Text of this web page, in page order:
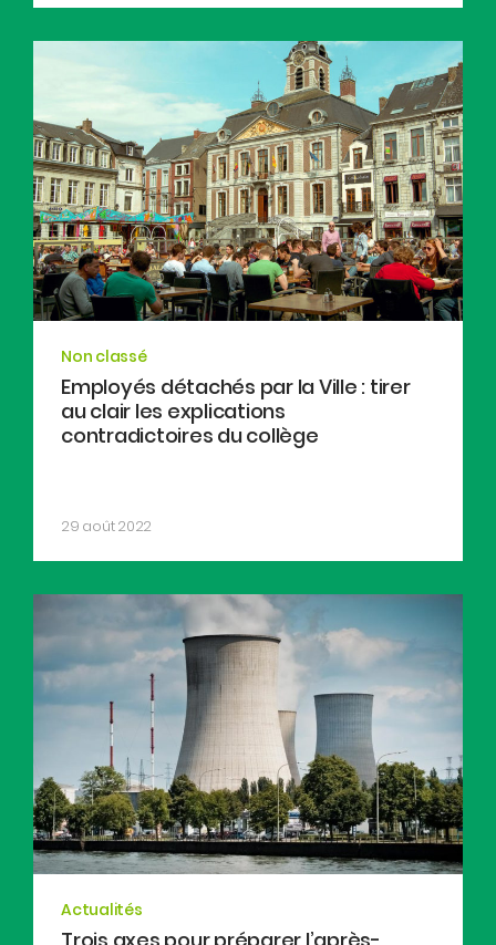
Non classé
Employés détachés par la Ville : tirer
au clair les explications
contradictoires du collège
29 août 2022
Actualités